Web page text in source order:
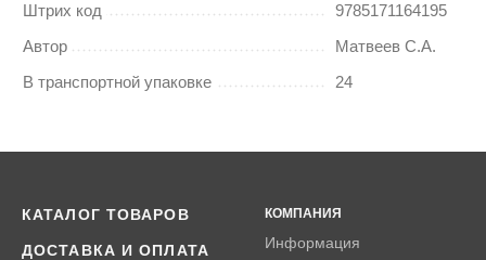
Штрих код
9785171164195
Автор
Матвеев С.А.
В транспортной упаковке
24
КАТАЛОГ ТОВАРОВ
ДОСТАВКА И ОПЛАТА
КОМПАНИЯ
Информация